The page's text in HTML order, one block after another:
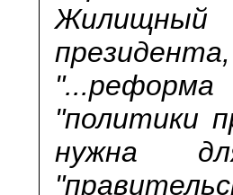
Жилищный
"политики
нужна